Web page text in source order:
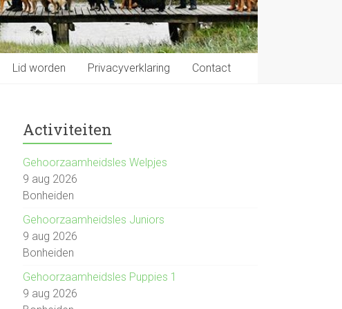
Lid worden Privacyverklaring Contact
Activiteiten
Gehoorzaamheidsles Welpjes
9 aug 2026
Bonheiden
Gehoorzaamheidsles Juniors
9 aug 2026
Bonheiden
Gehoorzaamheidsles Puppies 1
9 aug 2026